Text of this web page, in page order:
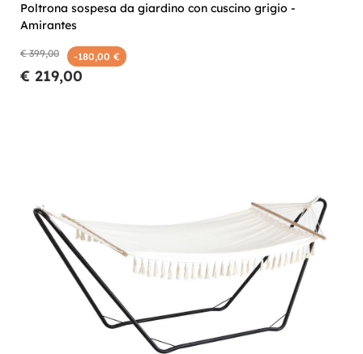
Poltrona sospesa da giardino con cuscino grigio -
Amirantes
€ 399,00 -180,00 €
€ 219,00